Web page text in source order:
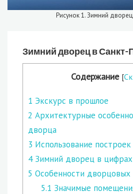
Рисунок 1. Зимний
Зимний дворец в Санкт-
Содержание [
1 Экскурс в прошлое
2 Архитектурные
дворца
3 Использование
4Зимний дворец в цифрах
5 Особенности
5.1 Значимые